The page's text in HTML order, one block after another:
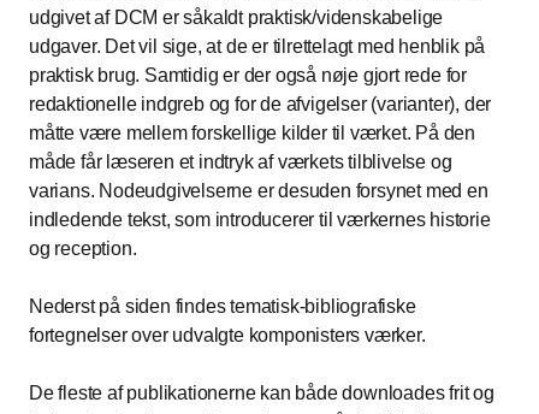
udgivet af DCM er såkaldt praktisk/videnskabelige
udgaver. Det vil sige, at de er tilrettelagt med henblik på
praktisk brug. Samtidig er der også nøje gjort rede for
redaktionelle indgreb og for de afvigelser (varianter), der
måtte være mellem forskellige kilder til værket. På den
måde får læseren et indtryk af værkets tilblivelse og
varians. Nodeudgivelserne er desuden forsynet med en
indledende tekst, som introducerer til værkernes historie
og reception.
Nederst på siden findes tematisk-bibliografiske
fortegnelser over udvalgte komponisters værker.
De fleste af publikationerne kan både downloades frit og